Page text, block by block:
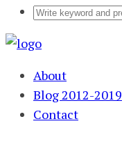
About
Blog 2012-2019
Contact